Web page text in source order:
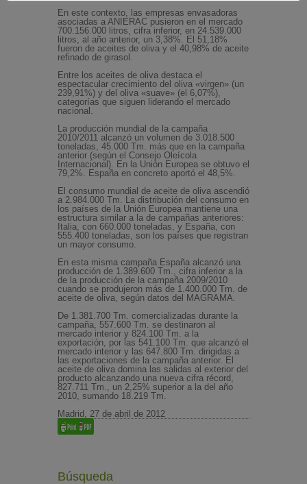
En este contexto, las empresas envasadoras
asociadas a ANIERAC pusieron en el mercado
700.156.000 litros, cifra inferior, en 24.539.000
litros, al año anterior, un 3,38%. El 51,18%
fueron de aceites de oliva y el 40,98% de aceite
refinado de girasol.
Entre los aceites de oliva destaca el
espectacular crecimiento del oliva «virgen» (un
239,91%) y del oliva «suave» (el 6,07%),
categorías que siguen liderando el mercado
nacional.
La producción mundial de la campaña
2010/2011 alcanzó un volumen de 3.018.500
toneladas, 45.000 Tm. más que en la campaña
anterior (según el Consejo Oleícola
Internacional). En la Unión Europea se obtuvo el
79,2%. España en concreto aportó el 48,5%.
El consumo mundial de aceite de oliva ascendió
a 2.984.000 Tm. La distribución del consumo en
los países de la Unión Europea mantiene una
estructura similar a la de campañas anteriores:
Italia, con 660.000 toneladas, y España, con
555.400 toneladas, son los países que registran
un mayor consumo.
En esta misma campaña España alcanzó una
producción de 1.389.600 Tm., cifra inferior a la
de la producción de la campaña 2009/2010
cuando se produjeron más de 1.400.000 Tm. de
aceite de oliva, según datos del MAGRAMA.
De 1.381.700 Tm. comercializadas durante la
campaña, 557.600 Tm. se destinaron al
mercado interior y 824.100 Tm. a la
exportación, por las 541.100 Tm. que alcanzó el
mercado interior y las 647.800 Tm. dirigidas a
las exportaciones de la campaña anterior. El
aceite de oliva domina las salidas al exterior del
producto alcanzando una nueva cifra récord,
827.711 Tm., un 2,25% superior a la del año
2010, sumando 18.219 Tm.
Madrid, 27 de abril de 2012
Búsqueda